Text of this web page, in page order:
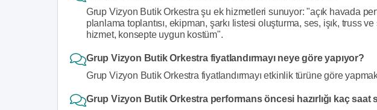
Grup Vizyon Butik Orkestra şu ek hizmetleri sunuyor: "açık havada
planlama toplantısı, ekipman, şarkı listesi oluşturma, ses, işık, truss
hizmet, konsepte uygun kostüm".
Grup Vizyon Butik Orkestra fiyatlandırmayı neye göre yapıyor?
Grup Vizyon Butik Orkestra fiyatlandırmayı etkinlik türüne göre
Grup Vizyon Butik Orkestra performans öncesi hazırlığı kaç saat